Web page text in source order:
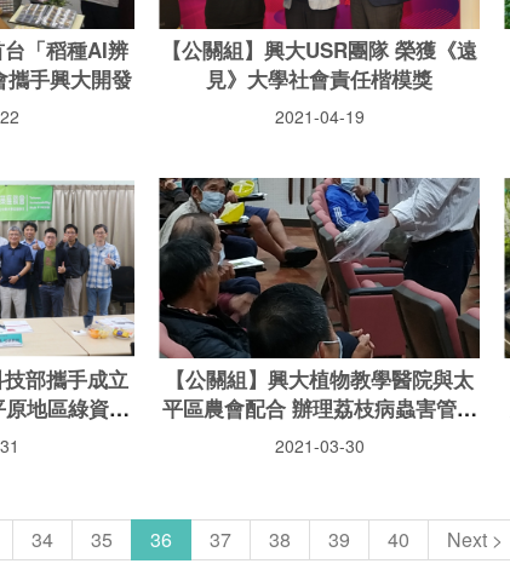
台「稻種AI辨
攜手興大開發
【公關組】興大USR團隊 榮獲《遠
見》大學社會責任楷模獎
2021-04-19
技部攜手成立
地區綠資源
【公關組】興大植物教學醫院與太
平區農會配合 辦理荔枝病蟲害管理
講習
2021-03-30
34 35 36 37 38 39 40 Next >